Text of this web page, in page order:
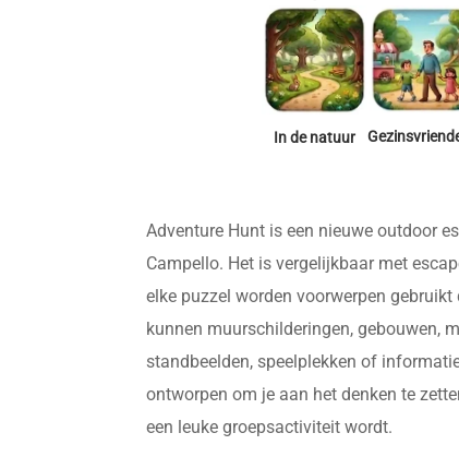
In de natuur
Adventure Hunt is een nieuwe outdoor
Campello. Het is vergelijkbaar met
elke puzzel worden voorwerpen
kunnen muurschilderingen, gebouwen,
standbeelden, speelplekken of
ontworpen om je aan het denken te
een leuke groepsactiviteit wordt.